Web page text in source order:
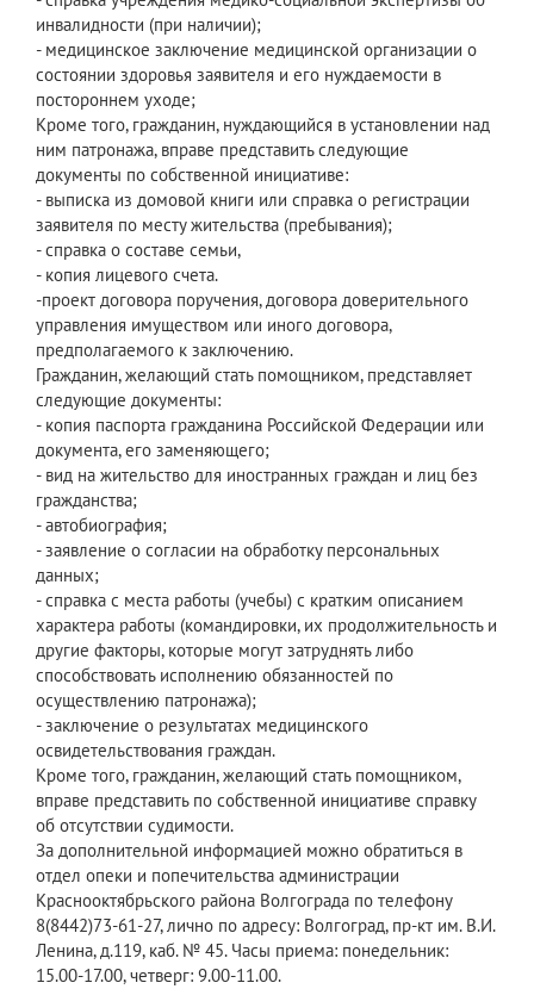
инвалидности (при наличии);
- медицинское заключение медицинской организации о
состоянии здоровья заявителя и его нуждаемости в
постороннем уходе;
Кроме того, гражданин, нуждающийся в установлении над
ним патронажа, вправе представить следующие
документы по собственной инициативе:
- выписка из домовой книги или справка о регистрации
заявителя по месту жительства (пребывания);
- справка о составе семьи,
- копия лицевого счета.
-проект договора поручения, договора доверительного
управления имуществом или иного договора,
предполагаемого к заключению.
Гражданин, желающий стать помощником, представляет
следующие документы:
- копия паспорта гражданина Российской Федерации или
документа, его заменяющего;
- вид на жительство для иностранных граждан и лиц без
гражданства;
- автобиография;
- заявление о согласии на обработку персональных
данных;
- справка с места работы (учебы) с кратким описанием
характера работы (командировки, их продолжительность и
другие факторы, которые могут затруднять либо
способствовать исполнению обязанностей по
осуществлению патронажа);
- заключение о результатах медицинского
освидетельствования граждан.
Кроме того, гражданин, желающий стать помощником,
вправе представить по собственной инициативе справку
об отсутствии судимости.
За дополнительной информацией можно обратиться в
отдел опеки и попечительства администрации
Краснооктябрьского района Волгограда по телефону
8(8442)73-61-27, лично по адресу: Волгоград, пр-кт им. В.И.
Ленина, д.119, каб. № 45. Часы приема: понедельник:
15.00-17.00, четверг: 9.00-11.00.